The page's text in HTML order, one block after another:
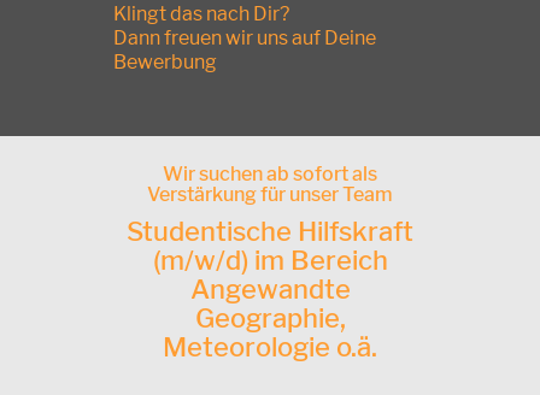
Klingt das nach Dir?
Dann freuen wir uns auf Deine
Bewerbung
Wir suchen ab sofort als
Verstärkung für unser Team
Studentische Hilfskraft
(m/w/d) im Bereich
Angewandte
Geographie,
Meteorologie o.ä.